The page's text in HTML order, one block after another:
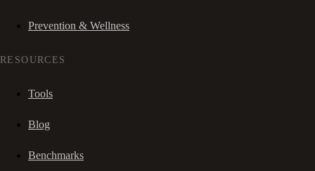
Prevention & Wellness
RESOURCES
Tools
Blog
Benchmarks